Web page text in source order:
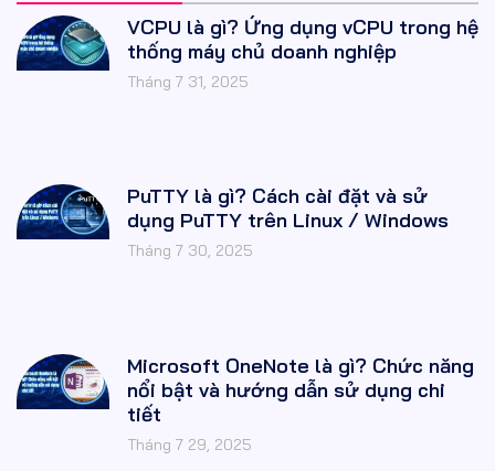
VCPU là gì? Ứng dụng vCPU trong hệ
thống máy chủ doanh nghiệp
Tháng 7 31, 2025
PuTTY là gì? Cách cài đặt và sử
dụng PuTTY trên Linux / Windows
Tháng 7 30, 2025
Microsoft OneNote là gì? Chức năng
nổi bật và hướng dẫn sử dụng chi
tiết
Tháng 7 29, 2025